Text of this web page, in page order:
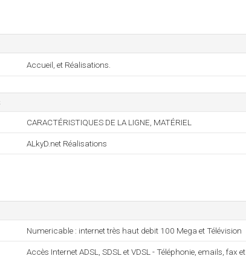
Accueil, et Réalisations.
CARACTÉRISTIQUES DE LA LIGNE, MATÉRIEL
ALkyD.net Réalisations
Numericable : internet très haut debit 100 Mega et Télévision
Accès Internet ADSL, SDSL et VDSL - Téléphonie, emails, fax et